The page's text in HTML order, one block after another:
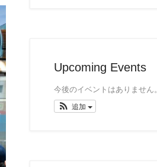
Upcoming Events
今後のイベントはありません。
追加